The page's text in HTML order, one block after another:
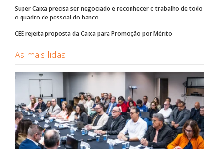
Super Caixa precisa ser negociado e reconhecer o trabalho de todo
o quadro de pessoal do banco
CEE rejeita proposta da Caixa para Promoção por Mérito
As mais lidas